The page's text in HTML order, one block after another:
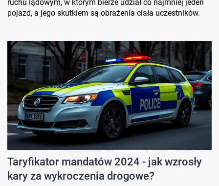
ruchu lądowym, w którym bierze udział co najmniej jeden
pojazd, a jego skutkiem są obrażenia ciała uczestników.
Taryfikator mandatów 2024 - jak wzrosły
kary za wykroczenia drogowe?